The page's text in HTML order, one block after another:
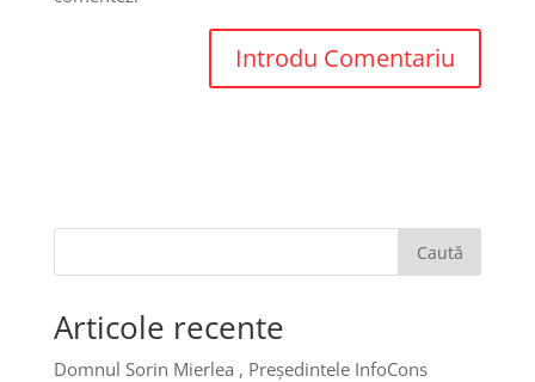
Caută
Articole recente
Domnul Sorin Mierlea , Președintele InfoCons